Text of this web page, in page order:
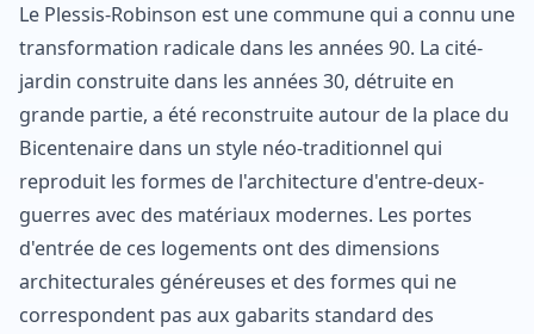
Le Plessis-Robinson est une commune qui a connu une
transformation radicale dans les années 90. La cité-
jardin construite dans les années 30, détruite en
grande partie, a été reconstruite autour de la place du
Bicentenaire dans un style néo-traditionnel qui
reproduit les formes de l'architecture d'entre-deux-
guerres avec des matériaux modernes. Les portes
d'entrée de ces logements ont des dimensions
architecturales généreuses et des formes qui ne
correspondent pas aux gabarits standard des